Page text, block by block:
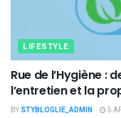
LIFESTYLE
Rue de l’Hygiène :
l’entretien et la
BY STYBLOGLIE_ADMIN 5